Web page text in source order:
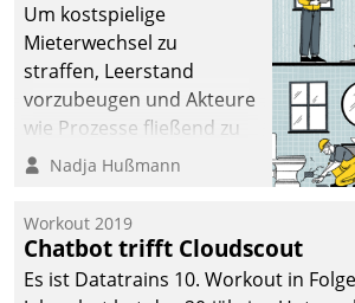
Um kostspielige
Mieterwechsel zu
straffen, Leerstand
vorzubeugen und Akteure
wie Prozesse fließend zu
vernetzen, nutzt die
Jahresbeginn eine
Überblick, Einsicht und
Eingriff bietende Lösung.
Nadja Hußmann
Workout 2019
Chatbot trifft Cloudscout
Es ist Datatrains 10. Workout in